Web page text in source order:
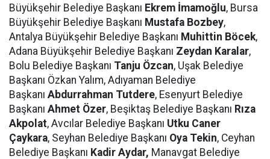
Büyükşehir Belediye Başkanı Ekrem İmamoğlu, Bursa
Büyükşehir Belediye Başkanı Mustafa Bozbey,
Antalya Büyükşehir Belediye Başkanı Muhittin Böcek,
Adana Büyükşehir Belediye Başkanı Zeydan Karalar,
Bolu Belediye Başkanı Tanju Özcan, Uşak Belediye
Başkanı Özkan Yalım, Adıyaman Belediye
Başkanı Abdurrahman Tutdere, Esenyurt Belediye
Başkanı Ahmet Özer, Beşiktaş Belediye Başkanı Rıza
Akpolat, Avcılar Belediye Başkanı Utku Caner
Çaykara, Seyhan Belediye Başkanı Oya Tekin, Ceyhan
Belediye Başkanı Kadir Aydar, Manavgat Belediye